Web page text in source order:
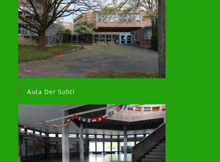
Aula Der Suhti